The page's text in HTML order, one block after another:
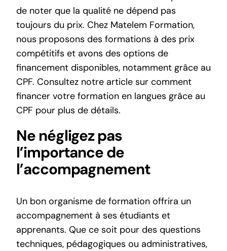
de noter que la qualité ne dépend pas
toujours du prix. Chez Matelem Formation,
nous proposons des formations à des prix
compétitifs et avons des options de
financement disponibles, notamment grâce au
CPF. Consultez notre article sur comment
financer votre formation en langues grâce au
CPF pour plus de détails.
Ne négligez pas
l’importance de
l’accompagnement
Un bon organisme de formation offrira un
accompagnement à ses étudiants et
apprenants. Que ce soit pour des questions
techniques, pédagogiques ou administratives,